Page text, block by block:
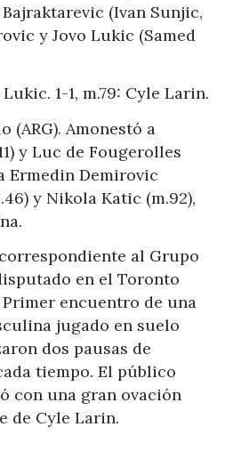
(Ivan Sunjic,
y Jovo Lukic (Samed
Lukic. 1-1, m.79: Cyle Larin.
(ARG). Amonestó a
y Luc de Fougerolles
Ermedin Demirovic
y Nikola Katic (m.92),
al Grupo
en el Toronto
encuentro de una
jugado en suelo
dos pausas de
tiempo. El público
con una gran ovación
de Cyle Larin.